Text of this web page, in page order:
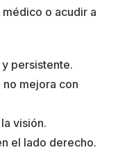
o acudir a
persistente.
mejora con
visión.
el lado derecho.